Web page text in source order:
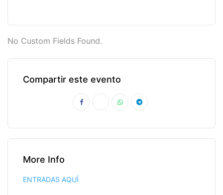
No Custom Fields Found.
Compartir este evento
More Info
ENTRADAS AQUÍ